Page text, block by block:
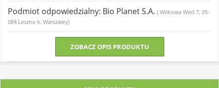
Podmiot odpowiedzialny: Bio Planet S.A. ( Wilkowa Wieś 7, 05-
084 Leszno k. Warszawy)
ZOBACZ OPIS PRODUKTU